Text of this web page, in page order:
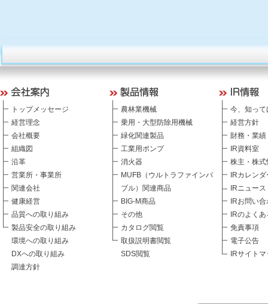
トップメッセージ
経営理念
会社概要
組織図
沿革
営業所・事業所
関連会社
健康経営
品質への取り組み
製品安全の取り組み
環境への取り組み
DXへの取り組み
調達方針
農林業機械
乗用・大型防除用機械
緑化関連製品
工業用ポンプ
消火器
MUFB（ウルトラファインバ
ブル）関連商品
BIG-M商品
その他
カタログ閲覧
取扱説明書閲覧
SDS閲覧
今、知っ
経営方針
財務・業績
IR資料室
株主・株式
IRカレンダ
IRニュース
IRお問い
IRのよく
免責事項
電子公告
IRサイト